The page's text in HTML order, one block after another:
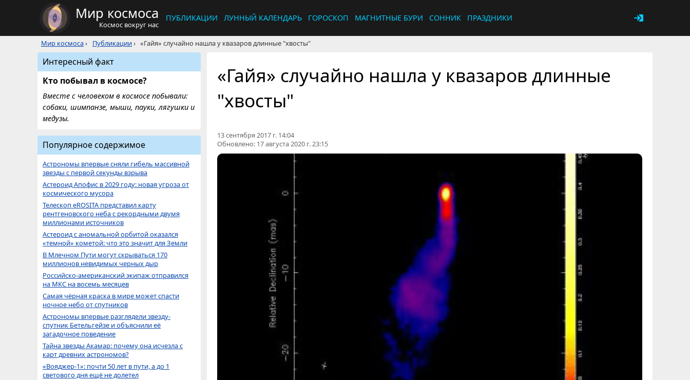
Мир космоса
Космос вокруг нас
ПУБЛИКАЦИИ ЛУННЫЙ КАЛЕНДАРЬ ГОРОСКОП МАГНИТНЫЕ БУРИ СОННИК ПРАЗДНИКИ
Мир космоса› Публикации› «Гайя» случайно нашла у квазаров длинные "хвосты"
«Гайя» случайно нашла у квазаров длинные
"хвосты"
13 сентября 2017 г. 14:04
Обновлено: 17 августа 2020 г. 23:15
Интересный факт
Кто побывал в космосе?
Вместе с человеком в космосе побывали:
собаки, шимпанзе, мыши, пауки, лягушки и
медузы.
Популярное содержимое
Астрономы впервые сняли гибель массивной
звезды с первой секунды взрыва
Астероид Апофис в 2029 году: новая угроза от
космического мусора
Телескоп eROSITA представил карту
рентгеновского неба с рекордными двумя
миллионами источников
Астероид с аномальной орбитой оказался
«темной» кометой: что это значит для Земли
В Млечном Пути могут скрываться 170
миллионов невидимых черных дыр
Российско-американский экипаж отправился
на МКС на восемь месяцев
Самая чёрная краска в мире может спасти
ночное небо от спутников
Астрономы впервые разглядели звезду-
спутник Бетельгейзе и объяснили её
загадочное поведение
Тайна звезды Акамар: почему она исчезла с
карт древних астрономов?
«Вояджер-1»: почти 50 лет в пути, а до 1
светового дня ещё не долетел